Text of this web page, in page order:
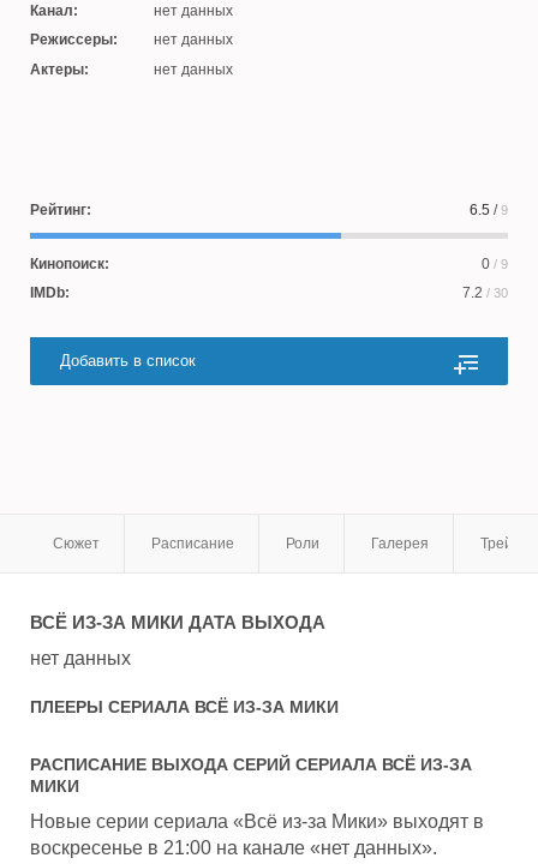
Канал:
нет данных
Режиссеры:
нет данных
Актеры:
нет данных
Рейтинг: 6.5 /9
Кинопоиск: 0 / 9
IMDb: 7.2 / 30
Добавить в список
Сюжет Расписание Роли Галерея
ВСЁ ИЗ-ЗА МИКИ ДАТА ВЫХОДА
нет данных
ПЛЕЕРЫ СЕРИАЛА ВСЁ ИЗ-ЗА МИКИ
РАСПИСАНИЕ ВЫХОДА СЕРИЙ СЕРИАЛА ВСЁ ИЗ-ЗА
МИКИ
Новые серии сериала «Всё из-за Мики» выходят в
воскресенье в 21:00 на канале «нет данных».